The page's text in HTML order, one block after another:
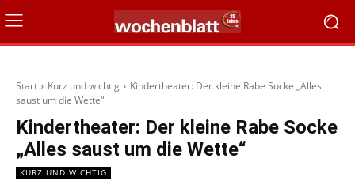
Start Kurz und wichtig
Kindertheater: Der kleine Rabe Socke „Alles
saust um die Wette“
Kindertheater: Der kleine Rabe Socke
„Alles saust um die Wette“
KURZ UND WICHTIG